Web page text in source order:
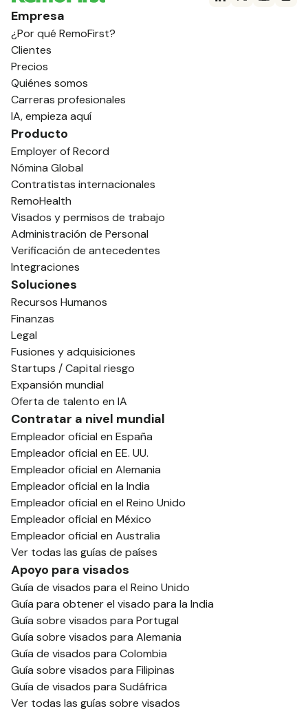
Empresa
¿Por qué RemoFirst?
Clientes
Precios
Quiénes somos
Carreras profesionales
IA, empieza aquí
Producto
Employer of Record
Nómina Global
Contratistas internacionales
RemoHealth
Visados y permisos de trabajo
Administración de Personal
Verificación de antecedentes
Integraciones
Soluciones
Recursos Humanos
Finanzas
Legal
Fusiones y adquisiciones
Startups / Capital riesgo
Expansión mundial
Oferta de talento en IA
Contratar a nivel mundial
Empleador oficial en España
Empleador oficial en EE. UU.
Empleador oficial en Alemania
Empleador oficial en la India
Empleador oficial en el Reino Unido
Empleador oficial en México
Empleador oficial en Australia
Ver todas las guías de países
Apoyo para visados
Guía de visados para el Reino Unido
Guía para obtener el visado para la India
Guía sobre visados para Portugal
Guía sobre visados para Alemania
Guía de visados para Colombia
Guía sobre visados para Filipinas
Guía de visados para Sudáfrica
Ver todas las guías sobre visados